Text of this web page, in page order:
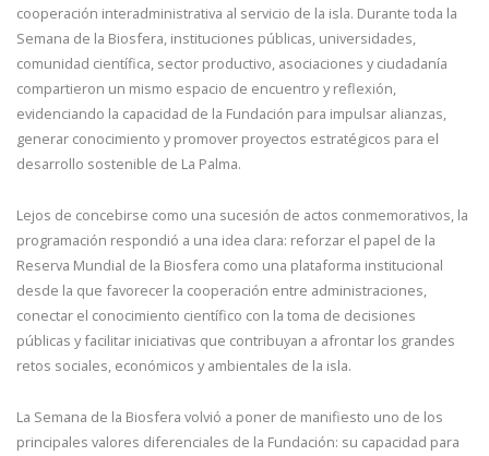
cooperación interadministrativa al servicio de la isla. Durante toda la
Semana de la Biosfera, instituciones públicas, universidades,
comunidad científica, sector productivo, asociaciones y ciudadanía
compartieron un mismo espacio de encuentro y reflexión,
evidenciando la capacidad de la Fundación para impulsar alianzas,
generar conocimiento y promover proyectos estratégicos para el
desarrollo sostenible de La Palma.
Lejos de concebirse como una sucesión de actos conmemorativos, la
programación respondió a una idea clara: reforzar el papel de la
Reserva Mundial de la Biosfera como una plataforma institucional
desde la que favorecer la cooperación entre administraciones,
conectar el conocimiento científico con la toma de decisiones
públicas y facilitar iniciativas que contribuyan a afrontar los grandes
retos sociales, económicos y ambientales de la isla.
La Semana de la Biosfera volvió a poner de manifiesto uno de los
principales valores diferenciales de la Fundación: su capacidad para